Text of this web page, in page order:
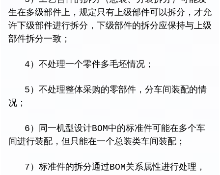
生在多级部件上，规定只有上级部件可以拆分，才允
许下级部件进行拆分，下级部件的拆分应保持与上级
部件拆分一致；
4）不处理一个零件多毛坯情况；
5）不处理整体采购的零部件，分车间装配的情
况；
6）同一机型设计BOM中的标准件可能在多个车
间进行装配，但只能在一个总装类车间装配；
7）标准件的拆分通过BOM关系属性进行处理，